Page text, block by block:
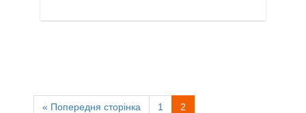
« Попередня сторінка 1 2